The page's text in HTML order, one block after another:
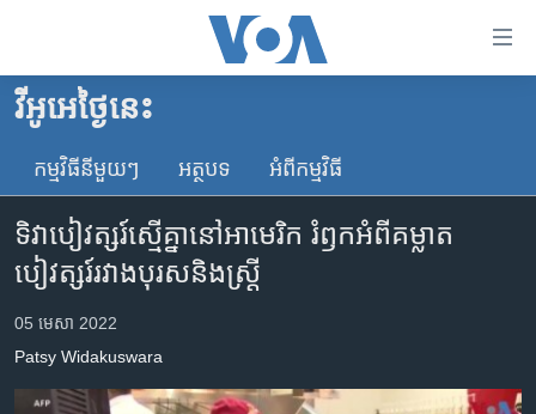
គេហទំព័រ​
ទាក់ទង
និង​
ចូល​
ទំព័រ​
ម្តង
រំលង​
កម្ពុជា
អន្តរជាតិ
ចិន
វីអូអេថ្ងៃនេះ
កម្មវិធី​នីមួយៗ អត្ថបទ​ អំពី​កម្មវិធី​
ទិវា​បៀវត្សរ៍​ស្មើគ្នា​នៅ​អាមេរិក រំឭក​អំពី​គម្លាត​
បៀវត្សរ៍​រវាង​បុរស​និង​ស្ត្រី
05 មេសា 2022
Patsy Widakuswara